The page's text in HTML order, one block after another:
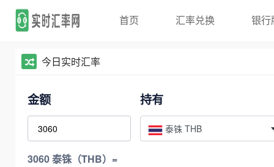
首页 汇率兑换 银行
今日实时汇率
金额 持有
泰铢 THB
3060 泰铢（THB）=